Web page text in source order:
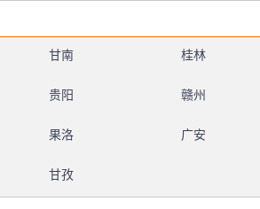
甘南 桂林
贵阳 赣州
果洛 广安
甘孜